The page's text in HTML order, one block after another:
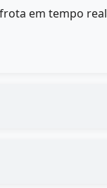
em tempo